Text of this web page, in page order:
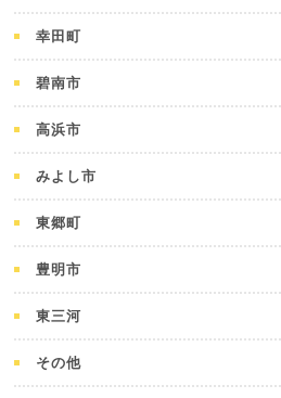
幸田町
碧南市
高浜市
みよし市
東郷町
豊明市
東三河
その他